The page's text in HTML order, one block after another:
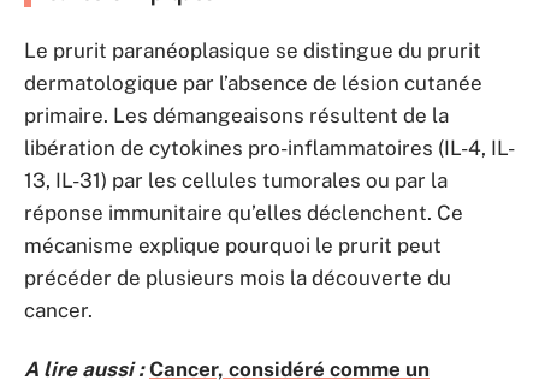
Le prurit paranéoplasique se distingue du prurit
dermatologique par l’absence de lésion cutanée
primaire. Les démangeaisons résultent de la
libération de cytokines pro-inflammatoires (IL-4, IL-
13, IL-31) par les cellules tumorales ou par la
réponse immunitaire qu’elles déclenchent. Ce
mécanisme explique pourquoi le prurit peut
précéder de plusieurs mois la découverte du
cancer.
A lire aussi : Cancer, considéré comme un